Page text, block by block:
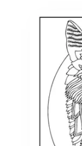
Εύκαμπτα